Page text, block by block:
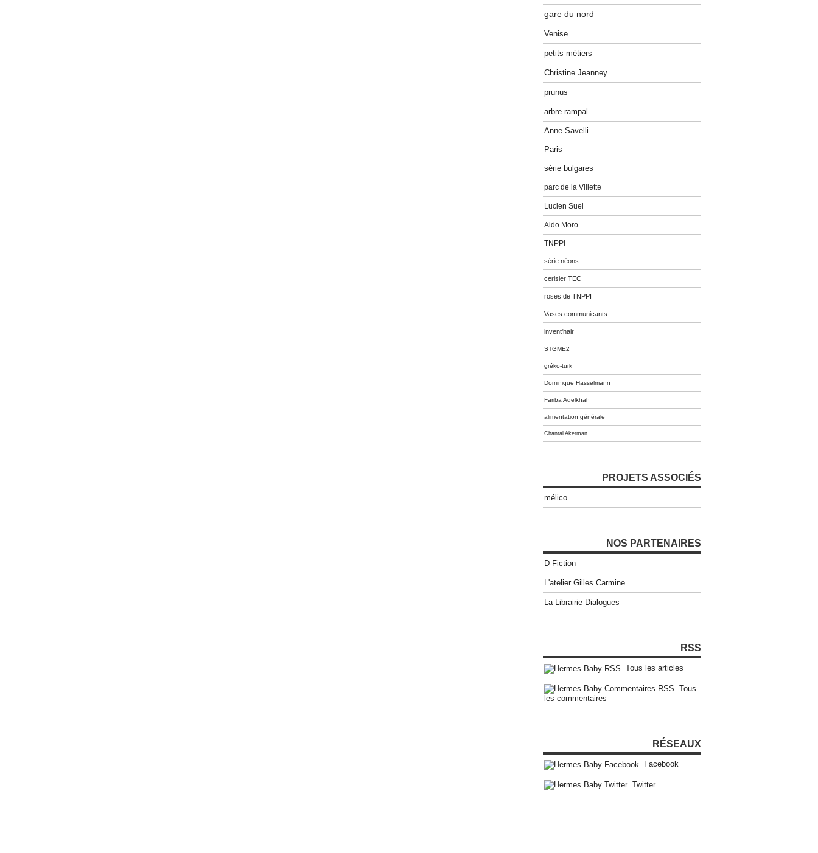
gare du nord
Venise
petits métiers
Christine Jeanney
prunus
arbre rampal
Anne Savelli
Paris
série bulgares
parc de la Villette
Lucien Suel
Aldo Moro
TNPPI
série néons
cerisier TEC
roses de TNPPI
Vases communicants
invent'hair
STGME2
gréko-turk
Dominique Hasselmann
Fariba Adelkhah
alimentation générale
Chantal Akerman
PROJETS ASSOCIÉS
mélico
NOS PARTENAIRES
D-Fiction
L'atelier Gilles Carmine
La Librairie Dialogues
RSS
Tous les articles
Tous
les commentaires
RÉSEAUX
Facebook
Twitter